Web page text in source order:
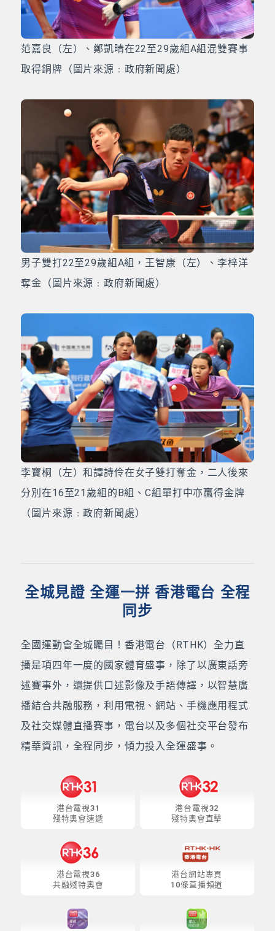
范嘉良（左）、鄭凱晴在22至29歲組A組混雙賽事
取得銅牌（圖片來源﹕政府新聞處）
男子雙打22至29歲組A組，王智康（左）、李梓洋
奪金（圖片來源﹕政府新聞處）
李寶桐（左）和譚詩伶在女子雙打奪金，二人後來
分別在16至21歲組的B組、C組單打中亦贏得金牌
（圖片來源﹕政府新聞處）
全城見證 全運一拼 香港電台 全程
同步
全國運動會全城矚目！香港電台（RTHK）全力直
播是項四年一度的國家體育盛事，除了以廣東話旁
述賽事外，還提供口述影像及手語傳譯，以智慧廣
播結合共融服務，利用電視、網站、手機應用程式
及社交媒體直播賽事，電台以及多個社交平台發布
精華資訊，全程同步，傾力投入全運盛事。
港台電視31
殘特奧會速遞
港台電視32
殘特奧會直擊
港台電視36
共融殘特奧會
港台網站專頁
10條直播頻道